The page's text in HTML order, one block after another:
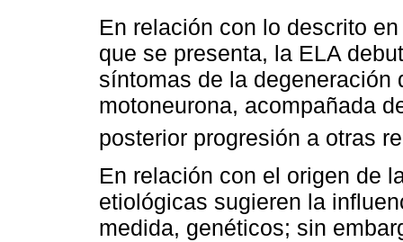
En relación con lo descrito
que se presenta, la ELA
síntomas de la degeneración
motoneurona, acompañada
posterior progresión a otras
En relación con el origen de
etiológicas sugieren la
medida, genéticos; sin